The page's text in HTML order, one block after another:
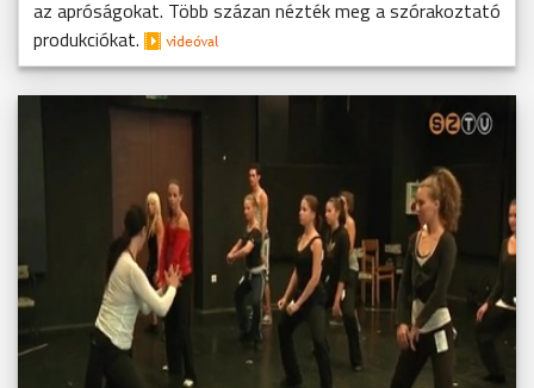
az apróságokat. Több százan nézték meg a szórakoztató
produkciókat.